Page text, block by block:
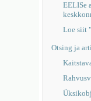
EELISe
Loe siit
Otsing ja